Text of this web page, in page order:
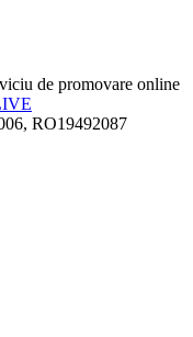
de promovare online
RO19492087